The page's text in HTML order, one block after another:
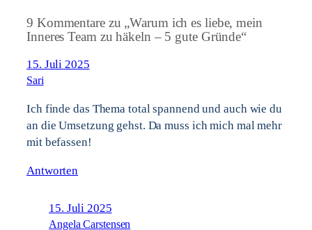
9 Kommentare zu „Warum ich es liebe, mein
Inneres Team zu häkeln – 5 gute Gründe“
15. Juli 2025
Sari
Ich finde das Thema total spannend und auch wie du
an die Umsetzung gehst. Da muss ich mich mal mehr
mit befassen!
Antworten
15. Juli 2025
Angela Carstensen